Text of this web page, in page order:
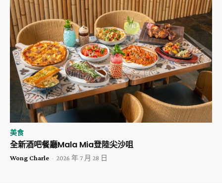
美食
全新酒吧餐廳Mala Mia登陸尖沙咀
Wong Charle - 2026 年 7 月 28 日